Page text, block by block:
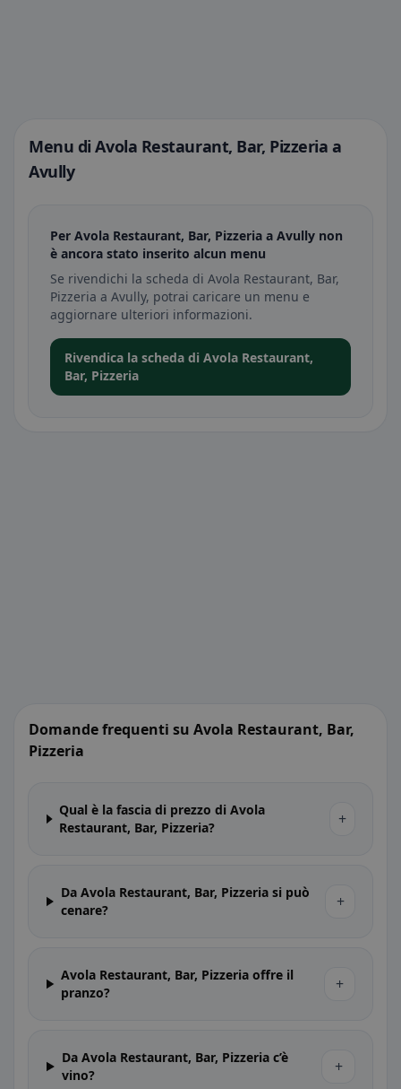
Menu di Avola Restaurant, Bar, Pizzeria a
Avully
Per Avola Restaurant, Bar, Pizzeria a Avully non
è ancora stato inserito alcun menu
Se rivendichi la scheda di Avola Restaurant, Bar,
Pizzeria a Avully, potrai caricare un menu e
aggiornare ulteriori informazioni.
Rivendica la scheda di Avola Restaurant,
Bar, Pizzeria
Domande frequenti su Avola Restaurant, Bar,
Pizzeria
Qual è la fascia di prezzo di Avola
Restaurant, Bar, Pizzeria?
+
Da Avola Restaurant, Bar, Pizzeria si può
cenare?
+
Avola Restaurant, Bar, Pizzeria offre il
pranzo?
+
Da Avola Restaurant, Bar, Pizzeria c’è
vino?
+